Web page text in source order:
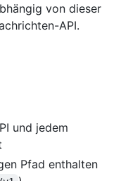
von dieser
API.
und jedem
Pfad enthalten